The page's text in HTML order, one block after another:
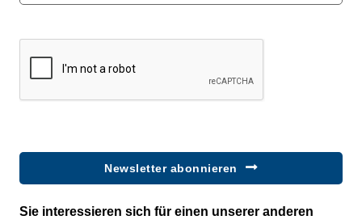
Newsletter abonnieren
Sie interessieren sich für einen unserer anderen